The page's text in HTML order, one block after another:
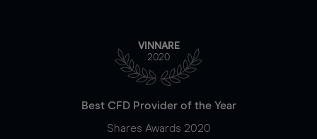
VINNARE
2020
Best CFD Provider of the Year
Shares Awards 2020